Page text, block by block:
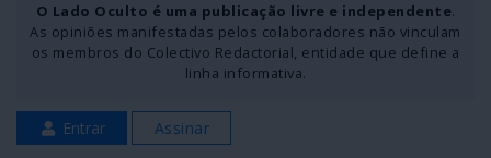
O Lado Oculto é uma publicação livre e independente.
As opiniões manifestadas pelos colaboradores não vinculam
os membros do Colectivo Redactorial, entidade que define a
linha informativa.
Entrar Assinar